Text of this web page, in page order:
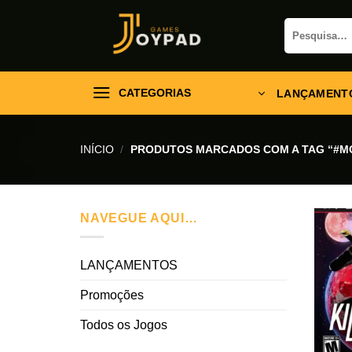
Pesquisar
por:
CATEGORIAS
INÍCIO / PRODUTOS MARCADOS COM A TAG
NAVEGUE AQUI…
LANÇAMENTOS
Promoções
Todos os Jogos